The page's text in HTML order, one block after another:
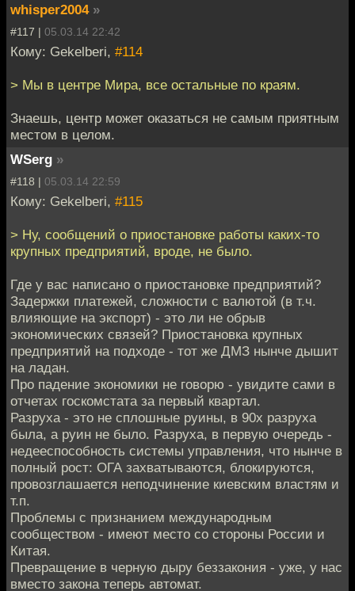
whisper2004 »
#117 | 05.03.14 22:42
Кому: Gekelberi, #114
> Мы в центре Мира, все остальные по краям.
Знаешь, центр может оказаться не самым приятным
местом в целом.
WSerg »
#118 | 05.03.14 22:59
Кому: Gekelberi, #115
> Ну, сообщений о приостановке работы каких-то
крупных предприятий, вроде, не было.
Где у вас написано о приостановке предприятий?
Задержки платежей, сложности с валютой (в т.ч.
влияющие на экспорт) - это ли не обрыв
экономических связей? Приостановка крупных
предприятий на подходе - тот же ДМЗ нынче дышит
на ладан.
Про падение экономики не говорю - увидите сами в
отчетах госкомстата за первый квартал.
Разруха - это не сплошные руины, в 90х разруха
была, а руин не было. Разруха, в первую очередь -
недееспособность системы управления, что нынче в
полный рост: ОГА захватываются, блокируются,
провозглашается неподчинение киевским властям и
т.п.
Проблемы с признанием международным
сообществом - имеют место со стороны России и
Китая.
Превращение в черную дыру беззакония - уже, у нас
вместо закона теперь автомат.